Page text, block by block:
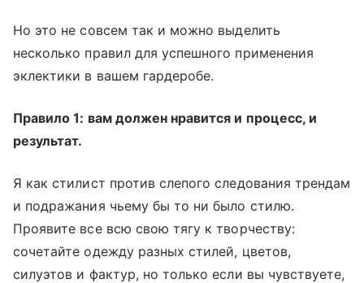
Но это не совсем так и можно выделить
несколько правил для успешного применения
эклектики в вашем гардеробе.
Правило 1: вам должен нравится и процесс, и
результат.
Я как стилист против слепого следования трендам
и подражания чьему бы то ни было стилю.
Проявите все всю свою тягу к творчеству:
сочетайте одежду разных стилей, цветов,
силуэтов и фактур, но только если вы чувствуете,